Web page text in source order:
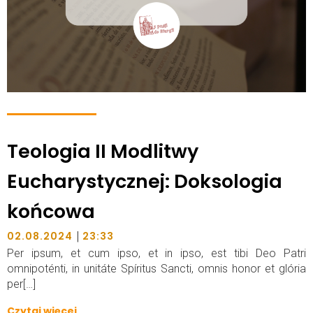
Teologia II Modlitwy
Eucharystycznej: Doksologia
końcowa
02.08.2024 | 23:33
Per ipsum, et cum ipso, et in ipso, est tibi Deo Patri
omnipoténti, in unitáte Spíritus Sancti, omnis honor et glória
per[…]